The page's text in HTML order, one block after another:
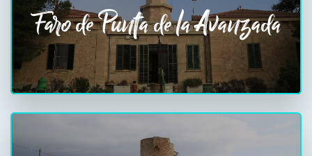
Faro de Punta de la Avanzada